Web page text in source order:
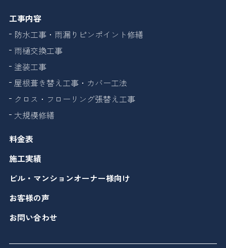
工事内容
防水工事・雨漏りピンポイント修繕
雨樋交換工事
塗装工事
屋根葺き替え工事・カバー工法
クロス・フローリング張替え工事
大規模修繕
料金表
施工実績
ビル・マンションオーナー様向け
お客様の声
お問い合わせ